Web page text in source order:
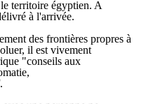
territoire égyptien. A
à l'arrivée.
des frontières propres à
il est vivement
"conseils aux